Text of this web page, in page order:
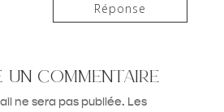
Réponse
commentaire
ne sera pas publiée. Les